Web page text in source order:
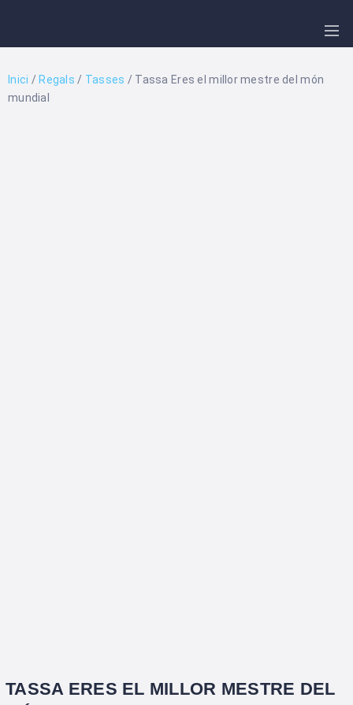
COMERCIAL
NOTÍCIES
Inici / Regals / Tasses / Tassa Eres el millor mestre del món
mundial
TASSA ERES EL MILLOR MESTRE DEL